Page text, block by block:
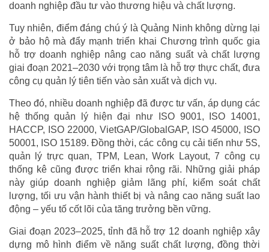
doanh nghiệp đầu tư vào thương hiệu và chất lượng.
Tuy nhiên, điểm đáng chú ý là Quảng Ninh không dừng lại
ở bảo hộ mà đẩy mạnh triển khai Chương trình quốc gia
hỗ trợ doanh nghiệp nâng cao năng suất và chất lượng
giai đoạn 2021–2030 với trọng tâm là hỗ trợ thực chất, đưa
công cụ quản lý tiên tiến vào sản xuất và dịch vụ.
Theo đó, nhiều doanh nghiệp đã được tư vấn, áp dụng các
hệ thống quản lý hiện đại như ISO 9001, ISO 14001,
HACCP, ISO 22000, VietGAP/GlobalGAP, ISO 45000, ISO
50001, ISO 15189. Đồng thời, các công cụ cải tiến như 5S,
quản lý trực quan, TPM, Lean, Work Layout, 7 công cụ
thống kê cũng được triển khai rộng rãi. Những giải pháp
này giúp doanh nghiệp giảm lãng phí, kiểm soát chất
lượng, tối ưu vận hành thiết bị và nâng cao năng suất lao
động – yếu tố cốt lõi của tăng trưởng bền vững.
Giai đoạn 2023–2025, tỉnh đã hỗ trợ 12 doanh nghiệp xây
dựng mô hình điểm về năng suất chất lượng, đồng thời